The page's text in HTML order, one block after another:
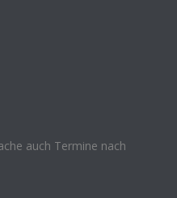
auch Termine nach